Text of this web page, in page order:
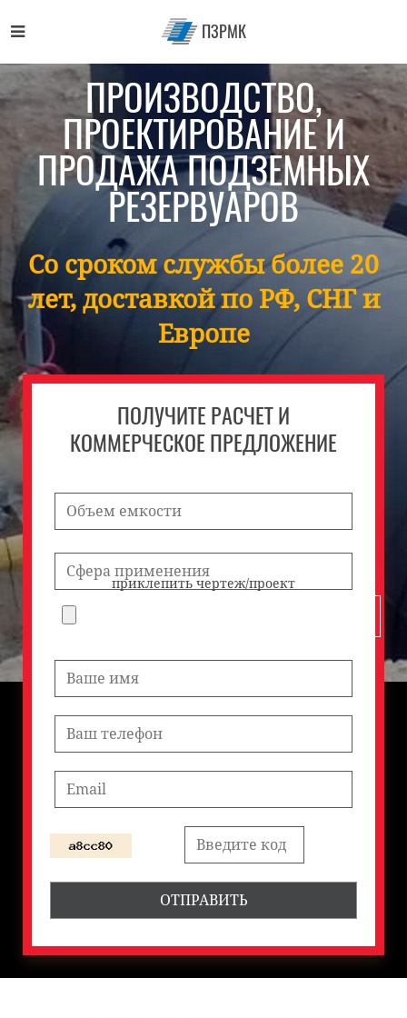
ПЗРМК
ПРОИЗВОДСТВО,
ПРОЕКТИРОВАНИЕ И
ПРОДАЖА ПОДЗЕМНЫХ
РЕЗЕРВУАРОВ
Со сроком службы более 20
лет, доставкой по РФ, СНГ и
Европе
ПОЛУЧИТЕ РАСЧЕТ И
КОММЕРЧЕСКОЕ ПРЕДЛОЖЕНИЕ
приклепить чертеж/проект